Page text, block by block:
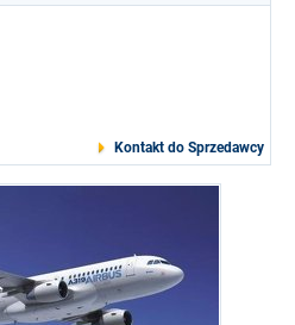
Kontakt do Sprzedawcy